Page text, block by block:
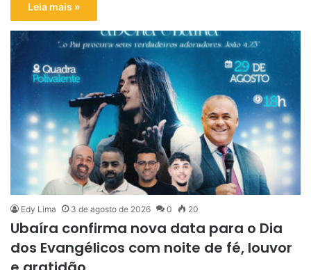
Leia mais »
Edy Lima 3 de agosto de 2026 0 20
Ubaíra confirma nova data para o Dia
dos Evangélicos com noite de fé, louvor